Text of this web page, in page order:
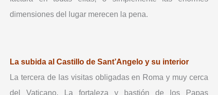
dimensiones del lugar merecen la pena.
La subida al Castillo de Sant’Angelo y su interior
La tercera de las visitas obligadas en Roma y muy cerca
del Vaticano. La fortaleza y bastión de los Papas